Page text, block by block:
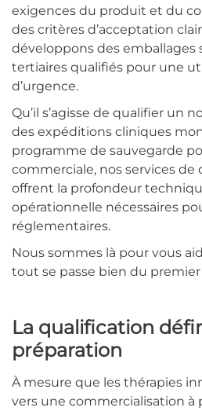
exigences du produit et du
des critères d’acceptation
développons des emballages
tertiaires qualifiés pour une
d’urgence.
Qu’il s’agisse de qualifier un
des expéditions cliniques
programme de sauvegarde
commerciale, nos services de
offrent la profondeur
opérationnelle nécessaires
réglementaires.
Nous sommes là pour vous
tout se passe bien du
La qualification
préparation
À mesure que les thérapies
vers une commercialisation à